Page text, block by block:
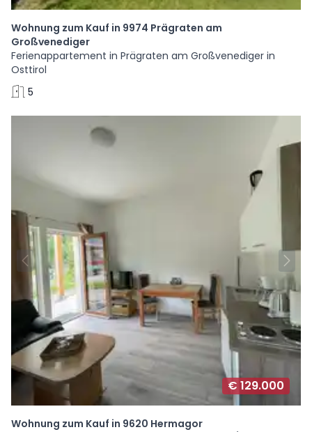
Wohnung zum Kauf in 9974 Prägraten am
Großvenediger
Ferienappartement in Prägraten am Großvenediger in
Osttirol
5
€ 129.000
Wohnung zum Kauf in 9620 Hermagor